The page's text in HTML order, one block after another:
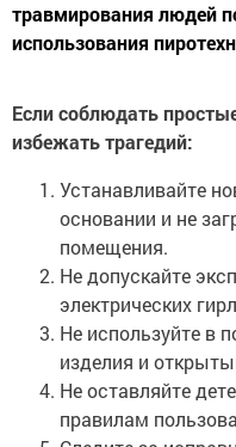
травмирования людей
использования
Если соблюдать
избежать трагедий:
Устанавливайте
основании и не
помещения.
Не допускайте
электрических
Не используйте в
изделия и
Не оставляйте
правилам